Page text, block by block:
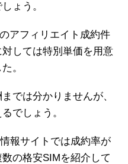
ょう。
アフィリエイト成約件
しては特別単価を用意
。
では分かりませんが、
でしょう。
報サイトでは成約率が
の格安SIMを紹介して